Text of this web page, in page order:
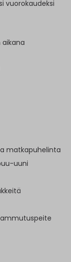
vuorokaudeksi
aikana
matkapuhelinta
uuni